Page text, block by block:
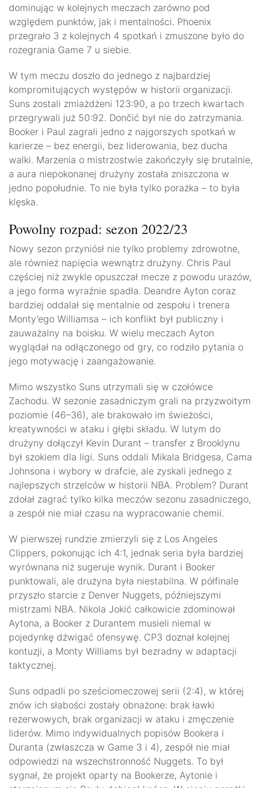
dominując w kolejnych meczach zarówno pod
względem punktów, jak i mentalności. Phoenix
przegrało 3 z kolejnych 4 spotkań i zmuszone było do
rozegrania Game 7 u siebie.
W tym meczu doszło do jednego z najbardziej
kompromitujących występów w historii organizacji.
Suns zostali zmiażdżeni 123:90, a po trzech kwartach
przegrywali już 50:92. Dončić był nie do zatrzymania.
Booker i Paul zagrali jedno z najgorszych spotkań w
karierze – bez energii, bez liderowania, bez ducha
walki. Marzenia o mistrzostwie zakończyły się brutalnie,
a aura niepokonanej drużyny została zniszczona w
jedno popołudnie. To nie była tylko porażka – to była
klęska.
Powolny rozpad: sezon 2022/23
Nowy sezon przyniósł nie tylko problemy zdrowotne,
ale również napięcia wewnątrz drużyny. Chris Paul
częściej niż zwykle opuszczał mecze z powodu urazów,
a jego forma wyraźnie spadła. Deandre Ayton coraz
bardziej oddalał się mentalnie od zespołu i trenera
Monty’ego Williamsa – ich konflikt był publiczny i
zauważalny na boisku. W wielu meczach Ayton
wyglądał na odłączonego od gry, co rodziło pytania o
jego motywację i zaangażowanie.
Mimo wszystko Suns utrzymali się w czołówce
Zachodu. W sezonie zasadniczym grali na przyzwoitym
poziomie (46–36), ale brakowało im świeżości,
kreatywności w ataku i głębi składu. W lutym do
drużyny dołączył Kevin Durant – transfer z Brooklynu
był szokiem dla ligi. Suns oddali Mikala Bridgesa, Cama
Johnsona i wybory w drafcie, ale zyskali jednego z
najlepszych strzelców w historii NBA. Problem? Durant
zdołał zagrać tylko kilka meczów sezonu zasadniczego,
a zespół nie miał czasu na wypracowanie chemii.
W pierwszej rundzie zmierzyli się z Los Angeles
Clippers, pokonując ich 4:1, jednak seria była bardziej
wyrównana niż sugeruje wynik. Durant i Booker
punktowali, ale drużyna była niestabilna. W półfinale
przyszło starcie z Denver Nuggets, późniejszymi
mistrzami NBA. Nikola Jokić całkowicie zdominował
Aytona, a Booker z Durantem musieli niemal w
pojedynkę dźwigać ofensywę. CP3 doznał kolejnej
kontuzji, a Monty Williams był bezradny w adaptacji
taktycznej.
Suns odpadli po sześciomeczowej serii (2:4), w której
znów ich słabości zostały obnażone: brak ławki
rezerwowych, brak organizacji w ataku i zmęczenie
liderów. Mimo indywidualnych popisów Bookera i
Duranta (zwłaszcza w Game 3 i 4), zespół nie miał
odpowiedzi na wszechstronność Nuggets. To był
sygnał, że projekt oparty na Bookerze, Aytonie i